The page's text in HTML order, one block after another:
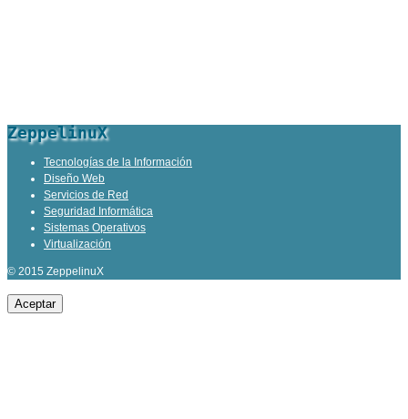
ZeppelinuX
Tecnologías de la Información
Diseño Web
Servicios de Red
Seguridad Informática
Sistemas Operativos
Virtualización
© 2015 ZeppelinuX
Aceptar